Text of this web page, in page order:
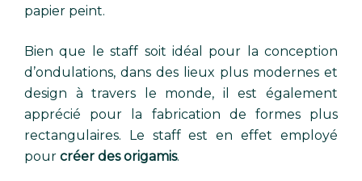
papier peint.
Bien que le staff soit idéal pour la conception
d’ondulations, dans des lieux plus modernes et
design à travers le monde, il est également
apprécié pour la fabrication de formes plus
rectangulaires. Le staff est en effet employé
pour créer des origamis.